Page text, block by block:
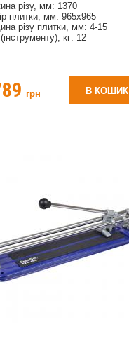
різу, мм: 1370
плитки, мм: 965х965
різу плитки, мм: 4-15
кг: 12
грн В КОШИК